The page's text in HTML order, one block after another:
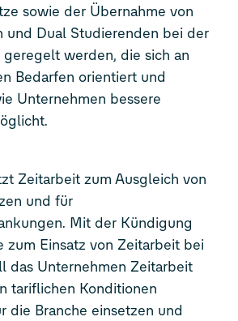
sowie der Übernahme von
und Dual Studierenden bei der
werden, die sich an
Bedarfen orientiert und
Unternehmen bessere
Zeitarbeit zum Ausgleich von
und für
Mit der Kündigung
zum Einsatz von Zeitarbeit bei
das Unternehmen Zeitarbeit
tariflichen Konditionen
die Branche einsetzen und